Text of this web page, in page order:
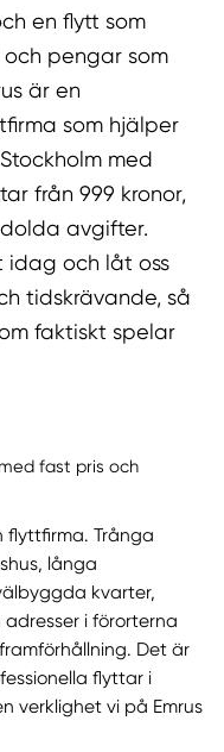
en flytt som
pengar som
är en
som hjälper
med
från 999 kronor,
avgifter.
idag och låt oss
tidskrävande, så
faktiskt spelar
fast pris och
flyttfirma. Trånga
långa
kvarter,
i förorterna
Det är
flyttar i
verklighet vi på Emrus